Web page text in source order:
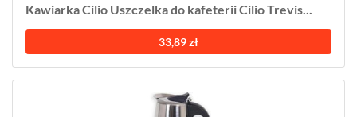
Kawiarka Cilio Uszczelka do kafeterii Cilio Trevis...
33,89 zł